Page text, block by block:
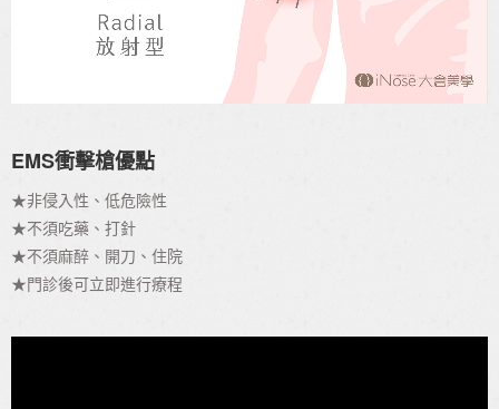
EMS衝擊槍優點
★非侵入性、低危險性
★不須吃藥、打針
★不須麻醉、開刀、住院
★門診後可立即進行療程